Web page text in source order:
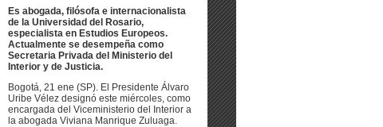
Es abogada, filósofa e internacionalista
de la Universidad del Rosario,
especialista en Estudios Europeos.
Actualmente se desempeña como
Secretaria Privada del Ministerio del
Interior y de Justicia.
Bogotá, 21 ene (SP). El Presidente Álvaro
Uribe Vélez designó este miércoles, como
encargada del Viceministerio del Interior a
la abogada Viviana Manrique Zuluaga.